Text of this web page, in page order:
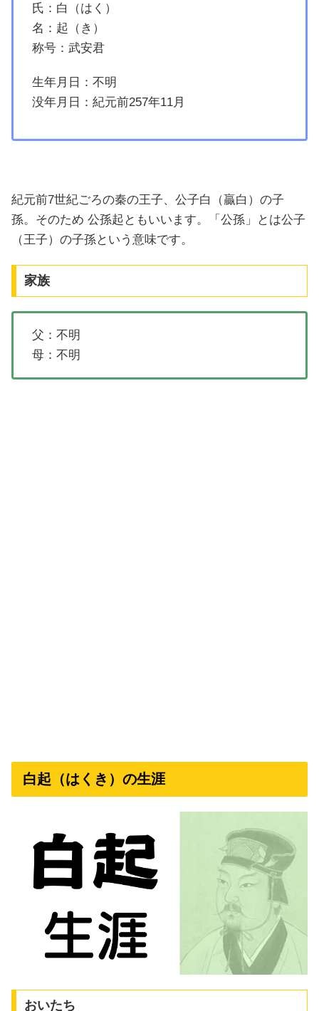
氏：白（はく）
名：起（き）
称号：武安君
生年月日：不明
没年月日：紀元前257年11月
紀元前7世紀ごろの秦の王子、公子白（贏白）の子
孫。そのため 公孫起ともいいます。「公孫」とは公子
（王子）の子孫という意味です。
家族
父：不明
母：不明
白起（はくき）の生涯
おいたち